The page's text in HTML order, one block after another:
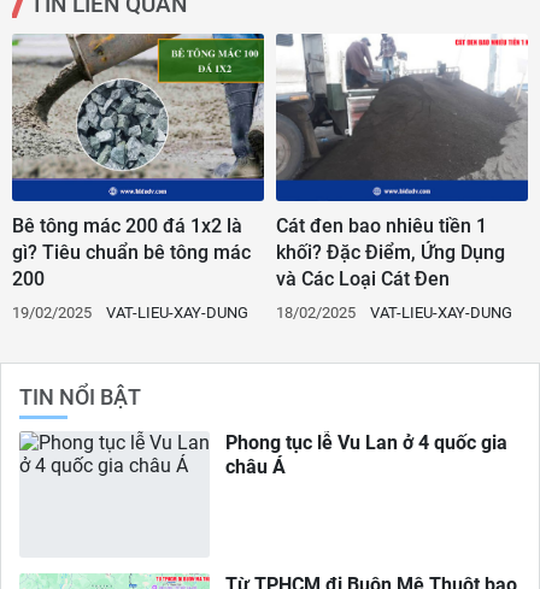
Bê tông mác 200 đá 1x2 là
gì? Tiêu chuẩn bê tông mác
200
19/02/2025 VAT-LIEU-XAY-DUNG
Cát đen bao nhiêu tiền 1
khối? Đặc Điểm, Ứng Dụng
và Các Loại Cát Đen
18/02/2025 VAT-LIEU-XAY-DUNG
TIN NỔI BẬT
Phong tục lễ Vu Lan ở 4 quốc gia
châu Á